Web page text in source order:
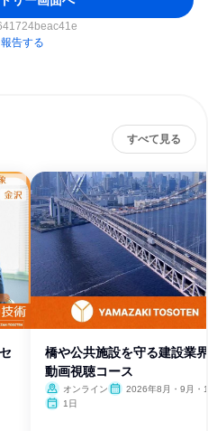
告する
すべて見る
橋や公共施設を守る建設業
動画視聴コース
オンライン
2026年8月・9月・
1日